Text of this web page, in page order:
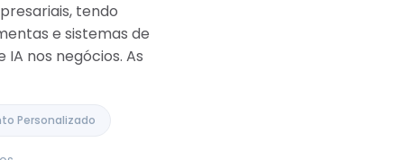
tendo
e sistemas de
nos negócios. As
Personalizado